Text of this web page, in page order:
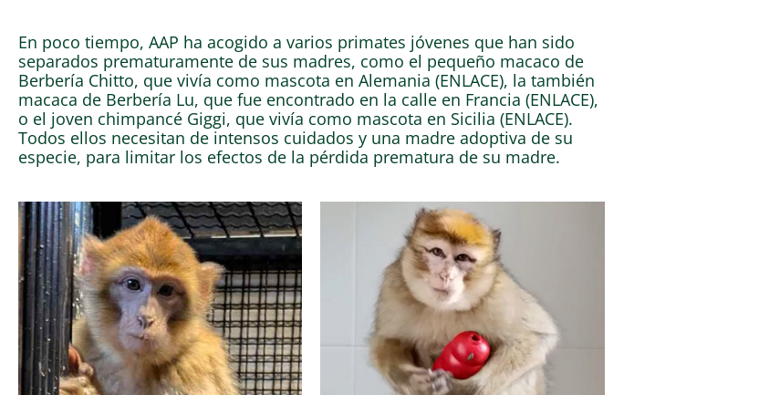
En poco tiempo, AAP ha acogido a varios primates jóvenes que han sido
separados prematuramente de sus madres, como el pequeño macaco de
Berbería Chitto, que vivía como mascota en Alemania (ENLACE), la también
macaca de Berbería Lu, que fue encontrado en la calle en Francia (ENLACE),
o el joven chimpancé Giggi, que vivía como mascota en Sicilia (ENLACE).
Todos ellos necesitan de intensos cuidados y una madre adoptiva de su
especie, para limitar los efectos de la pérdida prematura de su madre.